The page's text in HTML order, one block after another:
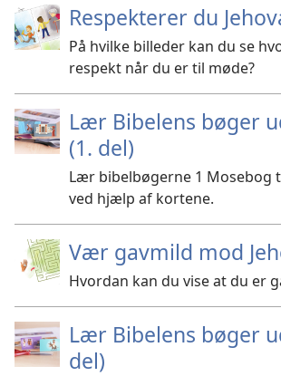
Respekterer du
På hvilke billeder kan du se
respekt når du er til møde?
Lær Bibelens bøger
(1. del)
Lær bibelbøgerne 1 Mosebog
ved hjælp af kortene.
Vær gavmild mod
Hvordan kan du vise at du er
Lær Bibelens bøger
del)